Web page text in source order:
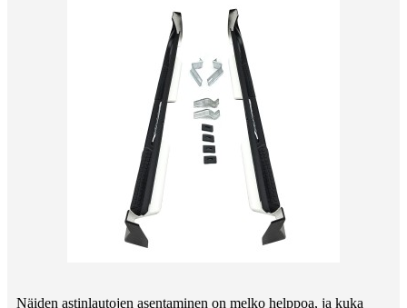
Näiden astinlautojen asentaminen on melko helppoa, ja kuka